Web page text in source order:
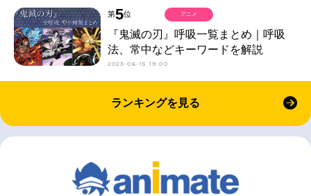
第5位
『鬼滅の刃』呼吸一覧まとめ｜呼吸
法、常中などキーワードを解説
2023-06-15 19:00
アニメ
ランキングを見る